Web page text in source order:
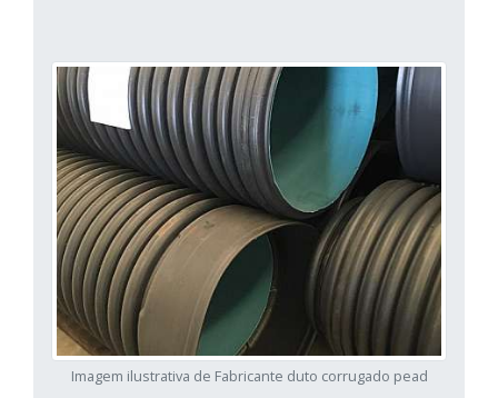
Imagem ilustrativa de Fabricante duto corrugado pead